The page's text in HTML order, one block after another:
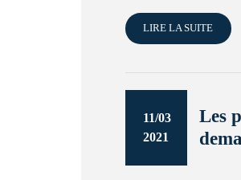
LIRE LA SUITE
11/03
2021
Les